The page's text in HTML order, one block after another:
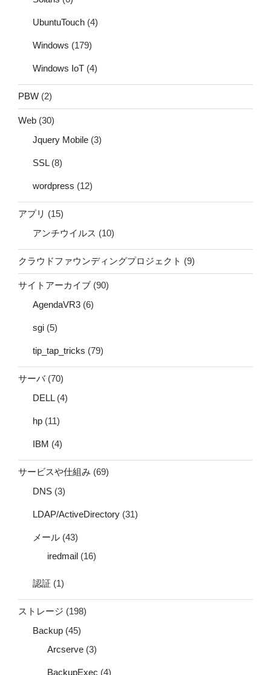
UbuntuTouch (4)
Windows (179)
Windows IoT (4)
PBW (2)
Web (30)
Jquery Mobile (3)
SSL(8)
wordpress (12)
アプリ (15)
アンチウイルス (10)
クラウドファウンディングプロジェクト (9)
サイトアーカイブ (90)
AgendaVR3 (6)
sgi (5)
tip_tap_tricks (79)
サーバ(70)
DELL(4)
hp (11)
IBM (4)
サービスや仕組み (69)
DNS (3)
LDAP/ActiveDirectory (31)
メール (43)
iredmail (16)
認証 (1)
ストレージ (198)
Backup (45)
Arcserve (3)
BackupExec (4)